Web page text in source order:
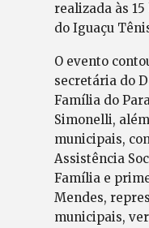
realizada às 15
do Iguaçu
O evento
secretária do
Família do
Simonelli,
municipais,
Assistência
Família e
Mendes,
municipais,